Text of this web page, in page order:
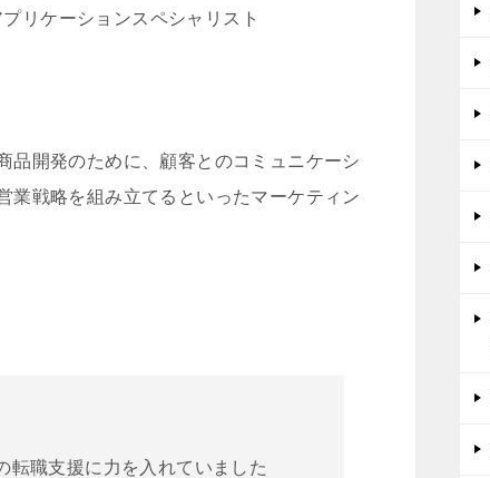
リケーションスペシャリスト
品開発のために、顧客とのコミュニケーシ
業戦略を組み立てるといったマーケティン
転職支援に力を入れていました